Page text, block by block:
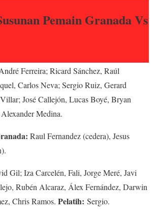
Pemain Granada Vs
Ferreira; Ricard Sánchez, Raúl
Carlos Neva; Sergio Ruiz, Gerard
José Callejón, Lucas Boyé, Bryan
Alexander Medina.
Raul Fernandez (cedera), Jesus
Gil; Iza Carcelén, Fali, Jorge Meré, Javi
Rubén Alcaraz, Álex Fernández, Darwin
Chris Ramos. Pelatih: Sergio.